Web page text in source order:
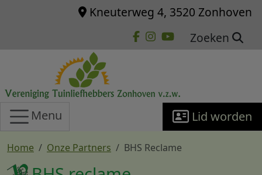
Overslaan en naar de inhoud gaanKneuterweg 4, 3520 Zonhoven
Zoeken
Menu Lid worden
Home Onze Partners BHS Reclame